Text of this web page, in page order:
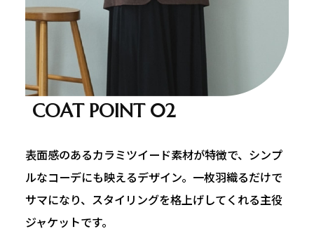
COAT POINT 02
表面感のあるカラミツイード素材が特徴で、シンプ
ルなコーデにも映えるデザイン。一枚羽織るだけで
サマになり、スタイリングを格上げしてくれる主役
ジャケットです。